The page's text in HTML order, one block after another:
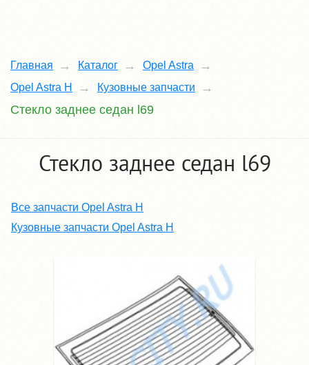
Главная Каталог
Opel Astra
Opel Astra H
Кузовные запчасти
Стекло заднее седан l69
Стекло заднее седан l69
Все запчасти Opel Astra H
Кузовные запчасти Opel Astra H